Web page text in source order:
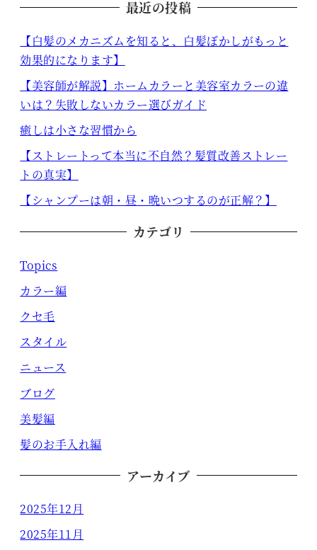
最近の投稿
【白髪のメカニズムを知ると、白髪ぼかしがもっと
効果的になります】
【美容師が解説】ホームカラーと美容室カラーの違
いは？失敗しないカラー選びガイド
癒しは小さな習慣から
【ストレートって本当に不自然？髪質改善ストレー
トの真実】
【シャンプーは朝・昼・晩いつするのが正解？】
カテゴリ
Topics
カラー編
クセ毛
スタイル
ニュース
ブログ
美髪編
髪のお手入れ編
アーカイブ
2025年12月
2025年11月